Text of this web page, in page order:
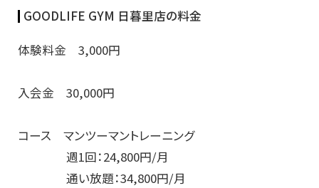
GOODLIFE GYM 日暮里店の料金
体験料金 3,000円
入会金 30,000円
コース マンツーマントレーニング
週1回：24,800円/月
通い放題：34,800円/月